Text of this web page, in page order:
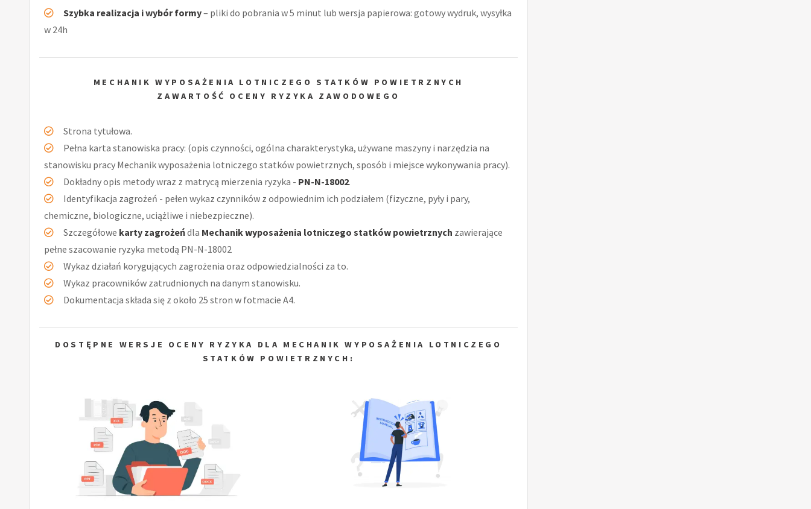
Szybka realizacja i wybór formy– pliki do pobrania w 5 minut lub wersja papierowa: gotowy wydruk, wysyłka
w 24h
MECHANIK WYPOSAŻENIA LOTNICZEGO STATKÓW POWIETRZNYCH
ZAWARTOŚĆ OCENY RYZYKA ZAWODOWEGO
Strona tytułowa.
Pełna karta stanowiska pracy: (opis czynności, ogólna charakterystyka, używane maszyny i narzędzia na
stanowisku pracy Mechanik wyposażenia lotniczego statków powietrznych, sposób i miejsce wykonywania pracy).
Dokładny opis metody wraz z matrycą mierzenia ryzyka - PN-N-18002.
Identyfikacja zagrożeń - pełen wykaz czynników z odpowiednim ich podziałem (fizyczne, pyły i pary,
chemiczne, biologiczne, uciążliwe i niebezpieczne).
Szczegółowe karty zagrożeńdla Mechanik wyposażenia lotniczego statków powietrznych zawierające
pełne szacowanie ryzyka metodą PN-N-18002
Wykaz działań korygujących zagrożenia oraz odpowiedzialności za to.
Wykaz pracowników zatrudnionych na danym stanowisku.
Dokumentacja składa się z około 25 stron w fotmacie A4.
DOSTĘPNE WERSJE OCENY RYZYKA DLA MECHANIK WYPOSAŻENIA LOTNICZEGO
STATKÓW POWIETRZNYCH: